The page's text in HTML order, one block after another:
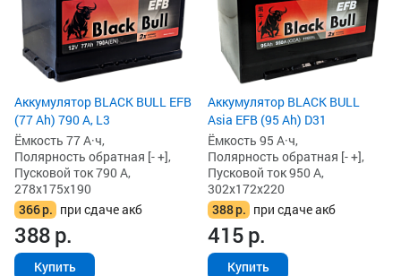
Аккумулятор BLACK BULL EFB
(77 Ah) 790 А, L3
Ёмкость 77 А·ч,
Полярность обратная [- +],
Пусковой ток 790 А,
278x175x190
366р. при сдаче акб
388р.
Купить
Аккумулятор BLACK BULL
Asia EFB (95 Ah) D31
Ёмкость 95 А·ч,
Полярность обратная [- +],
Пусковой ток 950 А,
302x172x220
388р. при сдаче акб
415р.
Купить